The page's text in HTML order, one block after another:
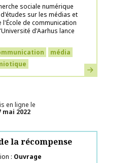
sociale numérique
sur les médias et
de communication
d'Aarhus lance
média
En savoir plus
en ligne le
mai 2022
la récompense
Ouvrage